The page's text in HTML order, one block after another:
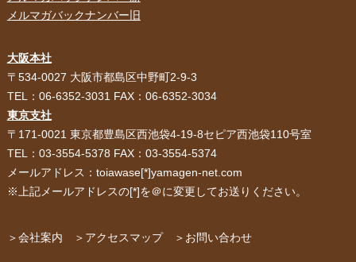
サービス紹介 お客様の声
紙袋・手提げ袋
パッケージ
メルマガバックナンバー旧
大阪本社
〒534-0027 大阪市都島区中野町2-9-3
TEL：06-6352-3031 FAX：06-6352-3034
東京支社
〒171-0021 東京都豊島区西池袋4-19-8セピア西池袋110号室
TEL：03-3554-5378 FAX：03-3554-5374
メールアドレス：toiawase[*]yamagen-net.com
※上記メールアドレスの[*]を＠に変更してお送りください。
＞会社案内 ＞アクセスマップ ＞お問い合わせ